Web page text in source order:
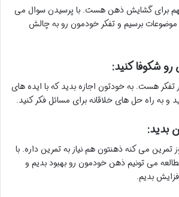
برای گشایش ذهن هست. با پرسیدن سوال می
موضوعات برسیم و تفکر خودمون رو به چالش
هست. به خودتون اجازه بدید که با ایده های
و به راه حل های خلاقانه برای مسائل فکر کنید.
تمرین می کنه ذهنتون هم نیاز به تمرین داره. با
می تونیم ذهن خودمون رو بهبود بدیم و
بدیم.